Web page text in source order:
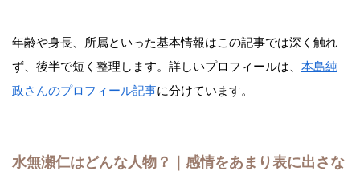
年齢や身長、所属といった基本情報はこの記事では深く触れ
ず、後半で短く整理します。詳しいプロフィールは、 本島純
政さんのプロフィール記事に分けています。
水無瀬仁はどんな人物？｜感情をあまり表に出さな